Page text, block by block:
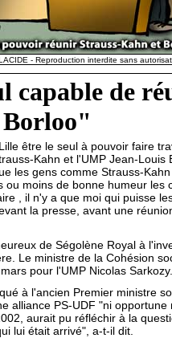
- Reproduction interdite sans
capable de
Borloo"
être le seul à pouvoir faire
Kahn et l'UMP Jean-Louis
les gens comme Strauss-
ou moins de bonne humeur les
, il n'y a que moi qui puisse
la presse, avant une
de Ségolène Royal à
Le ministre de la Cohésion
pour l'UMP Nicolas Sarkozy.
à l'ancien Premier ministre
alliance PS-UDF "ni opportune
aurait pu réfléchir à la
lui était arrivé", a-t-il dit.